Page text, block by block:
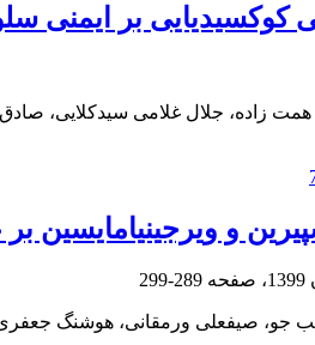
کوکسیدیایی بر ایمنی
زاده، جلال غلامی سیدکلایی،
آسپیرین و
289-299
جو، صیفعلی ورمقانی، هوشنگ